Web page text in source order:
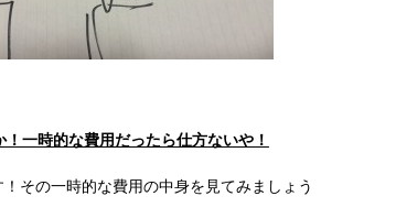
！一時的な費用だったら仕方ないや！
！その一時的な費用の中身を見てみましょう